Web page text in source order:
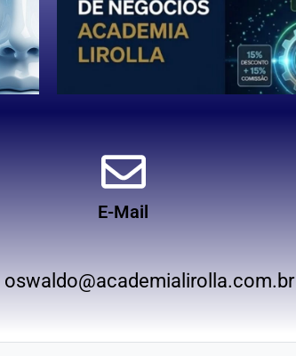
E-Mail
oswaldo@academialirolla.com.br